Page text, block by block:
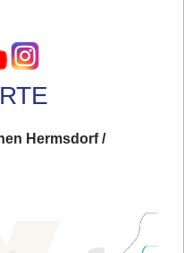
Hermsdorf /